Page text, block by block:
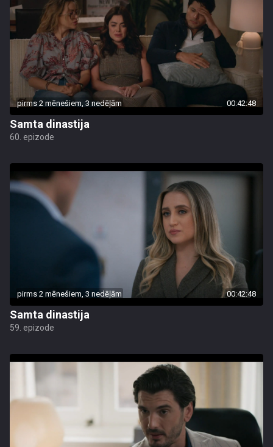
pirms 2 mēnešiem, 3 nedēļām 00:42:48
Samta dinastija
60. epizode
pirms 2 mēnešiem, 3 nedēļām 00:42:48
Samta dinastija
59. epizode